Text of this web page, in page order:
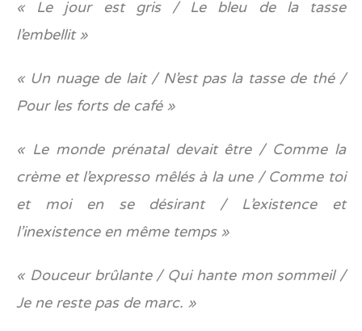
« Le jour est gris / Le bleu de la tasse
l’embellit »
« Un nuage de lait / N’est pas la tasse de thé /
Pour les forts de café »
« Le monde prénatal devait être / Comme la
crème et l’expresso mêlés à la une / Comme toi
et moi en se désirant / L’existence et
l’inexistence en même temps »
« Douceur brûlante / Qui hante mon sommeil /
Je ne reste pas de marc. »